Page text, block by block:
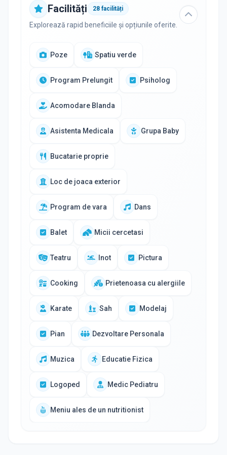
Facilități 28 facilități
Explorează rapid beneficiile și opțiunile oferite.
Poze Spatiu verde
Program Prelungit Psiholog
Acomodare Blanda
Asistenta Medicala Grupa Baby
Bucatarie proprie
Loc de joaca exterior
Program de vara Dans
Balet Micii cercetasi
Teatru Inot Pictura
Cooking Prietenoasa cu alergiile
Karate Sah Modelaj
Pian Dezvoltare Personala
Muzica Educatie Fizica
Logoped Medic Pediatru
Meniu ales de un nutritionist